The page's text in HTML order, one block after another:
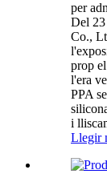
per
Del
Co.,
prop
l'era
PPA
i
Llegir